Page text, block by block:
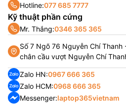
Hotline:077 685 7777
Kỹ thuật phần cứng
Mr. Thắng:0346 365 365
Số 7 Ngõ 76 Nguyễn Chí
chân cầu vượt Nguyễn Chí
Zalo HN:0967 666 365
Zalo HCM:0968 666 365
Messenger:laptop365vietnam